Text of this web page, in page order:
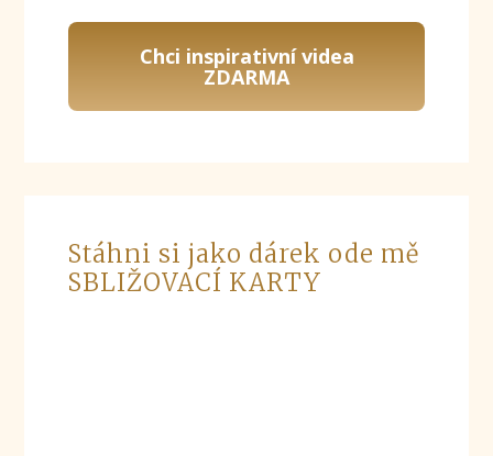
Chci inspirativní videa
ZDARMA
Stáhni si jako dárek ode mě
SBLIŽOVACÍ KARTY